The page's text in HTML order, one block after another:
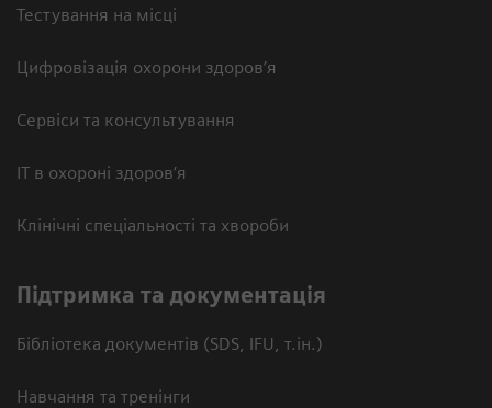
Тестування на місці
Цифровізація охорони здоров’я
Сервіси та консультування
ІТ в охороні здоров’я
Клінічні спеціальності та хвороби
Підтримка та документація
Бібліотека документів (SDS, IFU, т.ін.)
Навчання та тренінги